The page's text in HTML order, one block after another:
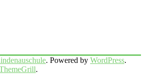
. Powered by WordPress.
.